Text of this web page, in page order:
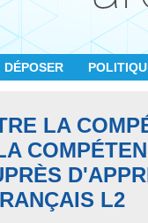
DÉPOSER
LA
L2